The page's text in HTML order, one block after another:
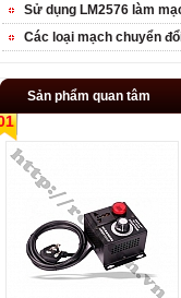
Sử dụng LM2576 làm
Các loại mạch chuyển
Sản phẩm quan tâm